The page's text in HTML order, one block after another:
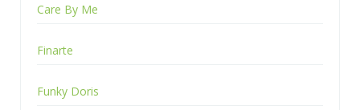
Care By Me
Finarte
Funky Doris